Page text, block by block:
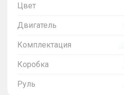
Цвет
Двигатель
Комплектация
Коробка
Руль